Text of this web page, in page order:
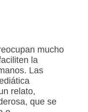
mucho
la
Las
relato,
que se